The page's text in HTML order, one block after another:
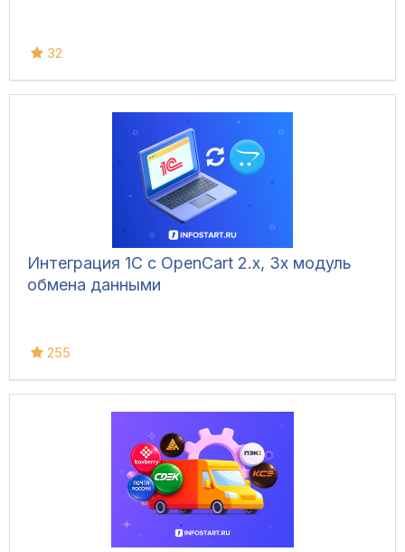
32
Интеграция 1С с OpenCart 2.x, 3x модуль
обмена данными
255